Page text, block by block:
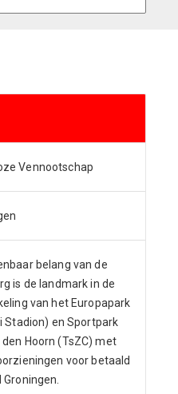
Vennootschap
belang van de
is de landmark in de
van het Europapark
Stadion) en Sportpark
den Hoorn (TsZC) met
voor betaald